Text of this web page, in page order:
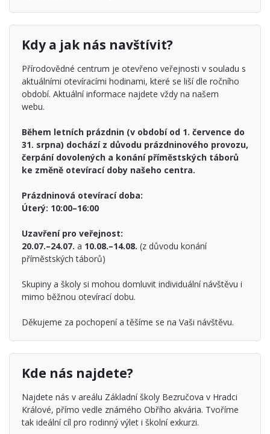
Kdy a jak nás navštívit?
Přírodovědné centrum je otevřeno veřejnosti v souladu s
aktuálními otevíracími hodinami, které se liší dle ročního
období. Aktuální informace najdete vždy na našem
webu.
Během letních prázdnin (v období od 1. července do
31. srpna) dochází z důvodu prázdninového provozu,
čerpání dovolených a konání příměstských táborů
ke změně otevírací doby našeho centra.
Prázdninová otevírací doba:
Úterý: 10:00–16:00
Uzavření pro veřejnost:
20.07.–24.07. a 10.08.–14.08. (z důvodu konání
příměstských táborů)
Skupiny a školy si mohou domluvit individuální návštěvu i
mimo běžnou otevírací dobu.
Děkujeme za pochopení a těšíme se na Vaši návštěvu.
Kde nás najdete?
Najdete nás v areálu Základní školy Bezručova v Hradci
Králové, přímo vedle známého Obřího akvária. Tvoříme
tak ideální cíl pro rodinný výlet i školní exkurzi.